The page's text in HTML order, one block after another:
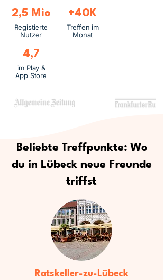
2,5 Mio
Registierte
Nutzer
+40K
Treffen im
Monat
4,7
im Play &
App Store
Beliebte Treffpunkte: Wo
du in Lübeck neue Freunde
triffst
Ratskeller-zu-Lübeck